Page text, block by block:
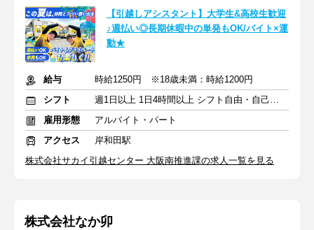
【引越しアシスタント】大学生&高校生歓迎
♪週払い◎長期休暇中の単発もOK/バイト×運
動★
給与
時給1250円 ※18歳未満：時給1200円
シフト
週1日以上 1日4時間以上 シフト自由・自己申告
雇用形態
アルバイト・パート
アクセス
岸和田駅
株式会社サカイ引越センター 大阪南推進課の求人一覧を見る
株式会社なか卯